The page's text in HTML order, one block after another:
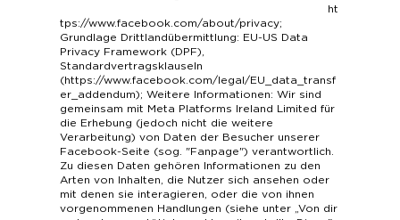
ht
tps://www.facebook.com/about/privacy;
Grundlage Drittlandübermittlung: EU-US Data
Privacy Framework (DPF),
Standardvertragsklauseln
(https://www.facebook.com/legal/EU_data_transf
er_addendum); Weitere Informationen: Wir sind
gemeinsam mit Meta Platforms Ireland Limited für
die Erhebung (jedoch nicht die weitere
Verarbeitung) von Daten der Besucher unserer
Facebook-Seite (sog. "Fanpage") verantwortlich.
Zu diesen Daten gehören Informationen zu den
Arten von Inhalten, die Nutzer sich ansehen oder
mit denen sie interagieren, oder die von ihnen
vorgenommenen Handlungen (siehe unter „Von dir